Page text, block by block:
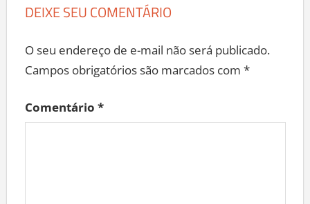
DEIXE SEU COMENTÁRIO
O seu endereço de e-mail não será publicado.
Campos obrigatórios são marcados com *
Comentário *